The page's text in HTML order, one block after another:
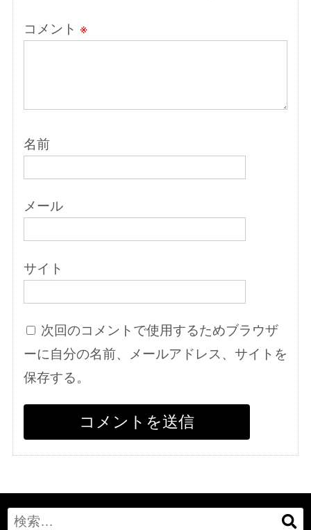
コメント ※
名前
メール
サイト
次回のコメントで使用するためブラウザ
ーに自分の名前、メールアドレス、サイトを
保存する。
Search